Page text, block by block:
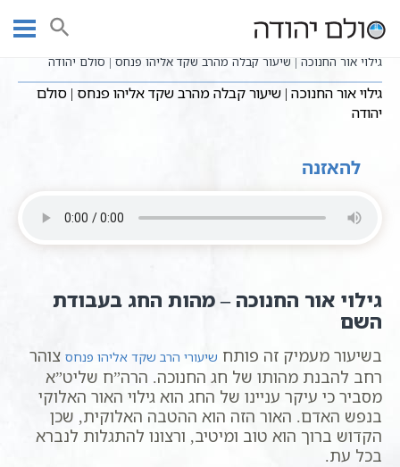
content
עמוד ראשי שיעורי וידאו
שיעורי קבלה כתבי אשלג
גילוי אור החנוכה | שיעור קבלה מהרב שקד אליהו פנחס | סולם יהודה
גילוי אור החנוכה | שיעור קבלה מהרב שקד אליהו פנחס | סולם
יהודה
להאזנה
גילוי אור החנוכה – מהות החג בעבודת
השם
בשיעור מעמיק זה פותח שיעורי הרב שקד אליהו פנחס צוהר
רחב להבנת מהותו של חג החנוכה. הרה”ח שליט”א
מסביר כי עיקר עניינו של החג הוא גילוי האור האלוקי
בנפש האדם. האור הזה הוא ההטבה האלוקית, שכן
הקדוש ברוך הוא טוב ומיטיב, ורצונו להתגלות לנברא
בכל עת.